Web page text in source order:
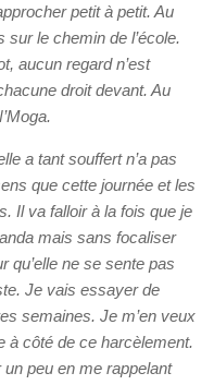
petit à petit. Au
le chemin de l’école.
aucun regard n’est
droit devant. Au
a tant souffert n’a pas
que cette journée et les
Il va falloir à la fois que je
mais sans focaliser
qu’elle ne se sente pas
Je vais essayer de
semaines. Je m’en veux
à côté de ce harcèlement.
un peu en me rappelant